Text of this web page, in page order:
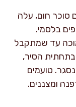
סוכר חום, עלה
בלסמי.
על אש נמוכה עד שמתקבל
הסיר,
טועמים
ומצננים.